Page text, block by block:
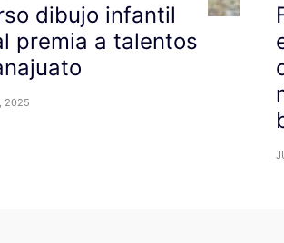
dibujo infantil
premia a talentos
2025